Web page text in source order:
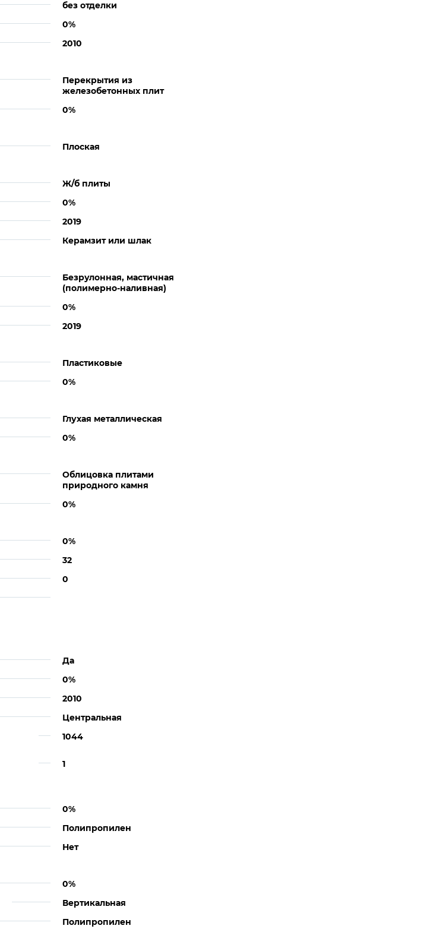
без отделки
0%
2010
Перекрытия из
железобетонных плит
0%
Плоская
Ж/б плиты
0%
2019
Керамзит или шлак
Безрулонная, мастичная
(полимерно-наливная)
0%
2019
Пластиковые
0%
Глухая металлическая
0%
Облицовка плитами
природного камня
0%
0%
32
0
Да
0%
2010
Центральная
1044
1
0%
Полипропилен
Нет
0%
Вертикальная
Полипропилен